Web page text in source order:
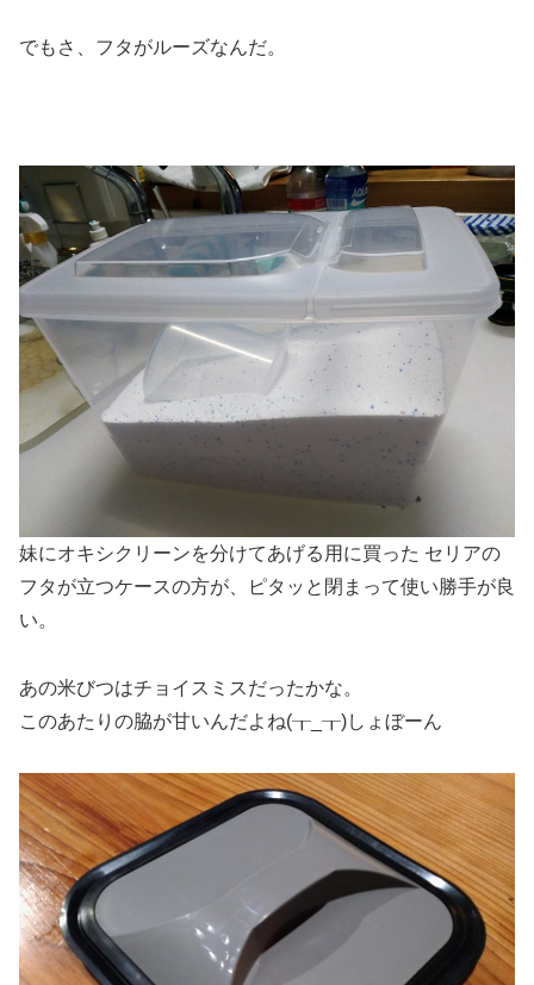
でもさ、フタがルーズなんだ。
妹にオキシクリーンを分けてあげる用に買った セリアの
フタが立つケースの方が、ピタッと閉まって使い勝手が良
い。
あの米びつはチョイスミスだったかな。
このあたりの脇が甘いんだよね(┰_┰)しょぼーん